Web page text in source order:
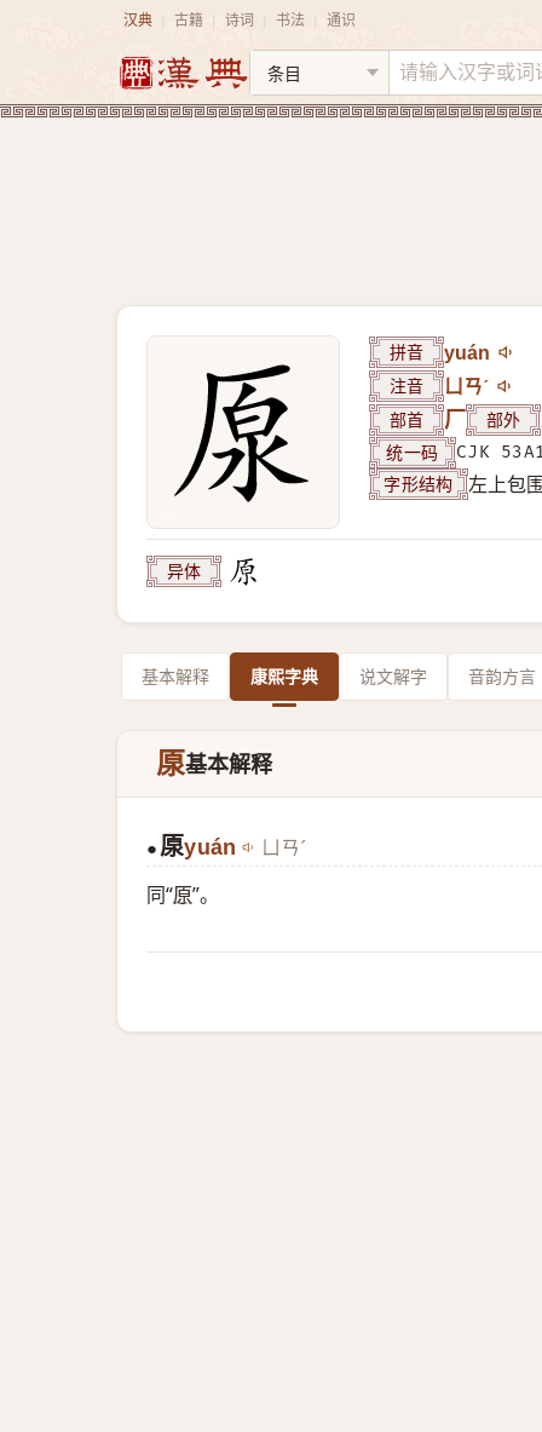
汉典 古籍 诗词 书法 通识
拼音 yuán
注音 ㄩㄢˊ
部首 厂 部外
统一码 CJK
字形结构 左上包
异体
基本解释 康熙字典 说文解字 音韵方言
厡基本解释
● 厡yuán ㄩㄢˊ
同“原”。